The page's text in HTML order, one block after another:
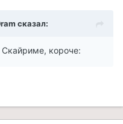
сказал:
Скайриме, короче: